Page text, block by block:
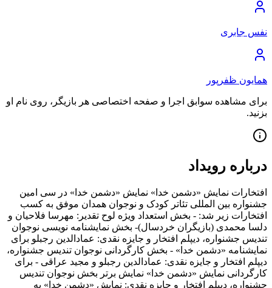
نفس جابری
همایون ظفرپور
برای مشاهده سوابق اجرا و صفحه اختصاصی هر بازیگر، روی نام او
بزنید.
درباره رویداد
افتخارات نمایش «دشمن خدا» نمایش «دشمن خدا» در سی امین
جشنواره بین المللی تئاتر کودک و نوجوان همدان موفق به کسب
افتخارات زیر شد: - بخش استعداد ویژه لوح تقدیر: مهرسا فلاحیان و
دلسا محمدی (بازیگران خردسال)- بخش نمایشنامه نویسی نوجوان
تندیس جشنواره، دیپلم افتخار و جایزه نقدی: عمادالدین رجبلو برای
نمایشنامه «دشمن خدا» - بخش کارگردانی نوجوان تندیس جشنواره،
دیپلم افتخار و جایزه نقدی: عمادالدین رجبلو و مجید عراقی - برای
کارگردانی نمایش «دشمن خدا» نمایش برتر بخش نوجوان تندیس
جشنواره، دیپلم افتخار و جایزه نقدی: نمایش «دشمن خدا» به